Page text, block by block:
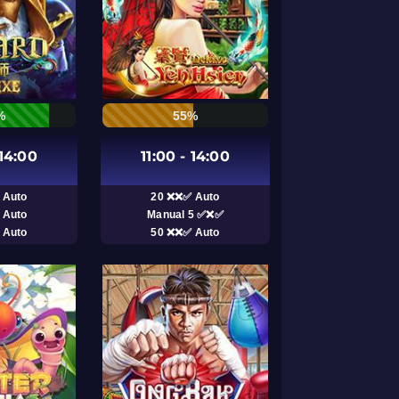
Auto
Auto
Auto
55%
11:00 - 14:00
20 ❌❌✅ Auto
Manual 5 ✅❌✅
50 ❌❌✅ Auto